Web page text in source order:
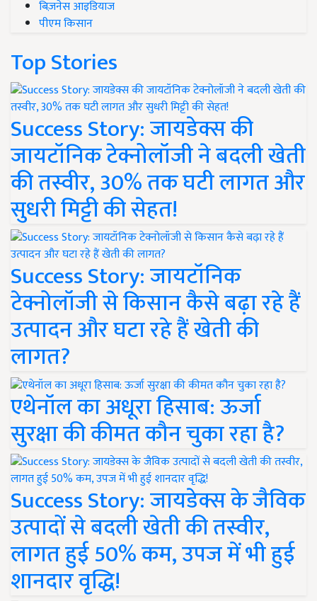
बिज़नेस आइडियाज
पीएम किसान
Top Stories
Success Story: जायडेक्स की
जायटॉनिक टेक्नोलॉजी ने बदली खेती
की तस्वीर, 30% तक घटी लागत और
सुधरी मिट्टी की सेहत!
Success Story: जायटॉनिक
टेक्नोलॉजी से किसान कैसे बढ़ा रहे हैं
उत्पादन और घटा रहे हैं खेती की
लागत?
एथेनॉल का अधूरा हिसाब: ऊर्जा
सुरक्षा की कीमत कौन चुका रहा है?
Success Story: जायडेक्स के जैविक
उत्पादों से बदली खेती की तस्वीर,
लागत हुई 50% कम, उपज में भी हुई
शानदार वृद्धि!